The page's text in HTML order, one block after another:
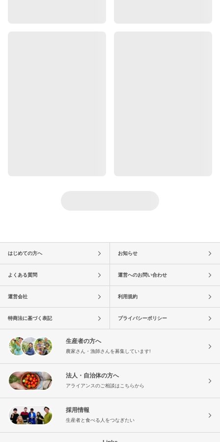
はじめての方へ お知らせ
よくある質問 運営へのお問い合わせ
運営会社 利用規約
特商法に基づく表記 プライバシーポリシー
生産者の方へ
農家さん・漁師さんを募集しています!
法人・自治体の方へ
アライアンスのご相談はこちらから
採用情報
生産者と食べる人をつなぎたい